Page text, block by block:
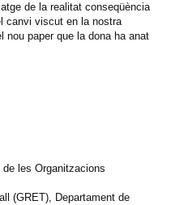
de la realitat conseqüència
canvi viscut en la nostra
nou paper que la dona ha anat
les Organitzacions
(GRET), Departament de